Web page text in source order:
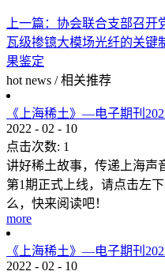
上一篇： 协会联合支部召开
瓦级掺镱大模场光纤的关键
果鉴定
hot news / 相关推荐
《上海稀土》—电子期刊
2022 - 02 - 10
点击次数: 1
讲好稀土故事，传递上海声
第1期正式上线，请点击左
么，快来阅读吧！
more
《上海稀土》—电子期刊
2022 - 02 - 10